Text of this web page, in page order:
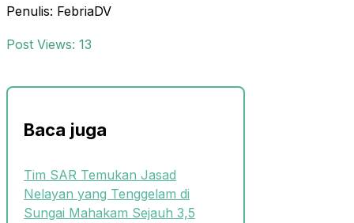
Penulis: FebriaDV
Post Views: 13
Baca juga
Tim SAR Temukan Jasad
Nelayan yang Tenggelam di
Sungai Mahakam Sejauh 3,5